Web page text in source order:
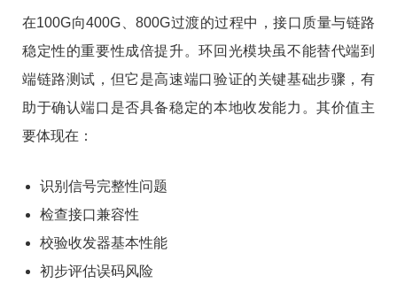
在100G向400G、800G过渡的过程中，接口质量与链路
稳定性的重要性成倍提升。环回光模块虽不能替代端到
端链路测试，但它是高速端口验证的关键基础步骤，有
助于确认端口是否具备稳定的本地收发能力。其价值主
要体现在：
识别信号完整性问题
检查接口兼容性
校验收发器基本性能
初步评估误码风险